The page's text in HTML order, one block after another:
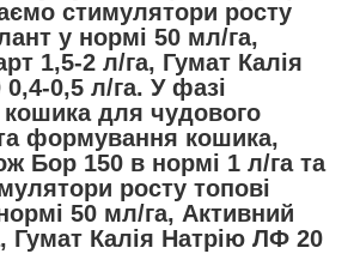
стимулятори росту
у нормі 50 мл/га,
1,5-2 л/га, Гумат Калія
0,5 л/га. У фазі
для чудового
формування кошика,
Бор 150 в нормі 1 л/га та
росту топові
50 мл/га, Активний
Гумат Калія Натрію ЛФ 20